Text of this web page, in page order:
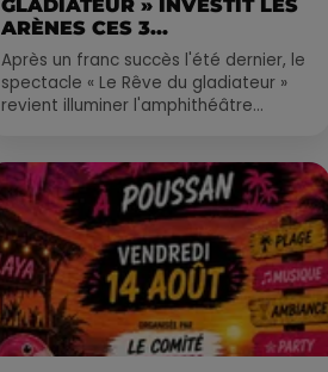
GLADIATEUR » INVESTIT LES
ARÈNES CES 3...
Après un franc succès l'été dernier, le
spectacle « Le Rêve du gladiateur »
revient illuminer l'amphithéâtre